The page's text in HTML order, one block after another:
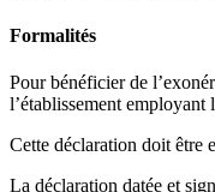
Formalités
Pour bénéficier de
l’établissement employant
Cette déclaration doit être
La déclaration datée et